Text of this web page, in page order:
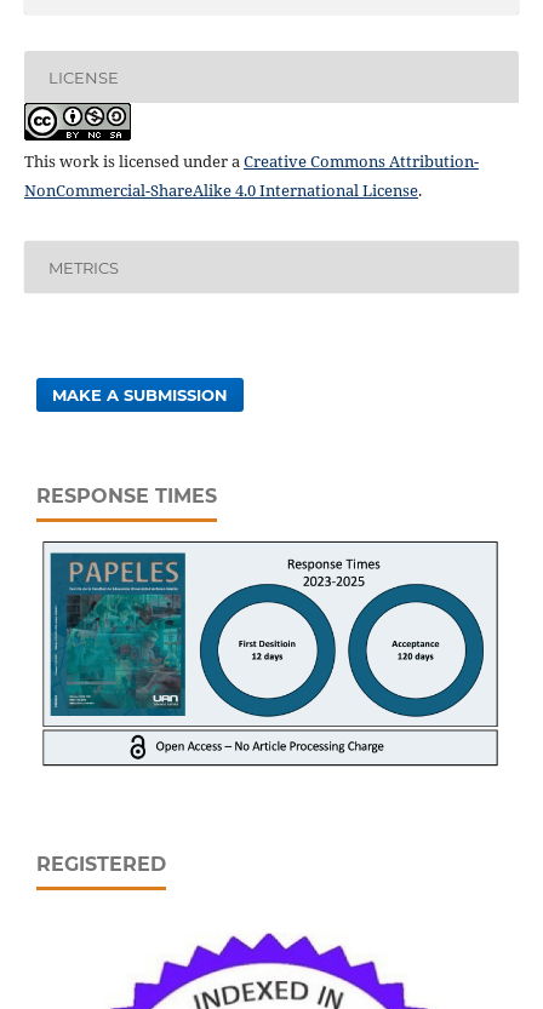
LICENSE
This work is licensed under aCreative Commons Attribution-
NonCommercial-ShareAlike 4.0 International License.
METRICS
MAKE A SUBMISSION
RESPONSE TIMES
REGISTERED